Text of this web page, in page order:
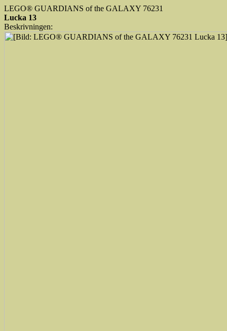
LEGO® GUARDIANS of the GALAXY 76231
Lucka 13
Beskrivningen: